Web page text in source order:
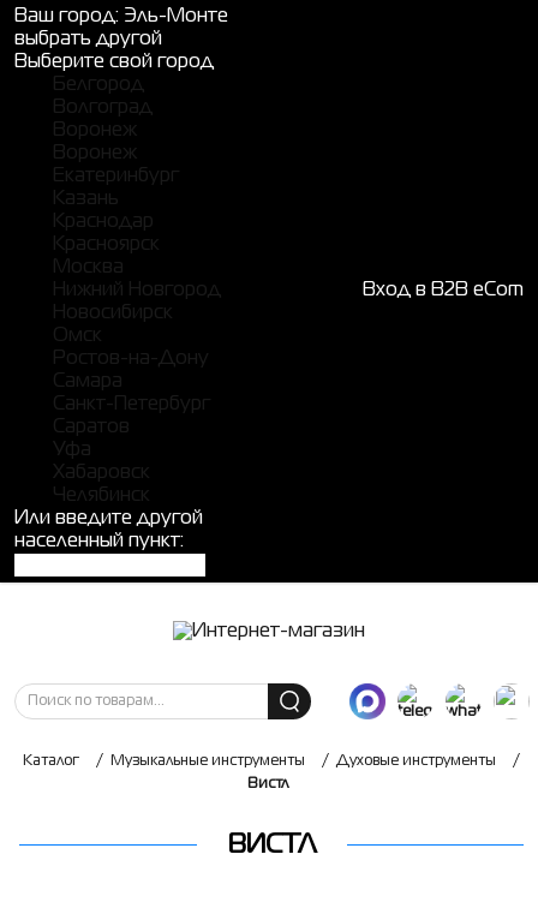
Ваш город: Эль-Монте
выбрать другой
Выберите свой город
Белгород
Волгоград
Воронеж
Воронеж
Екатеринбург
Казань
Краснодар
Красноярск
Москва
Нижний Новгород
Новосибирск
Омск
Ростов-на-Дону
Самара
Санкт-Петербург
Саратов
Уфа
Хабаровск
Челябинск
Или введите другой
населенный пункт:
Вход в B2B eCom
Каталог / Музыкальные инструменты / Духовые инструменты
/
Вистл
ВИСТЛ